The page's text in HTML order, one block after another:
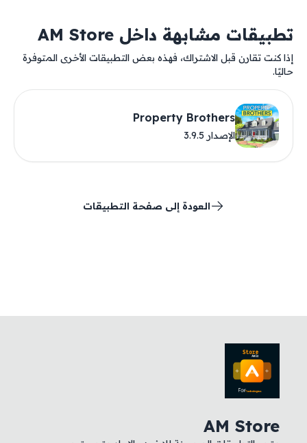
تطبيقات مشابهة داخل AM Store
إذا كنت تقارن قبل الاشتراك، فهذه بعض التطبيقات الأخرى المتوفرة
حاليًا.
Property Brothers
الإصدار 3.9.5
العودة إلى صفحة التطبيقات
AM Store